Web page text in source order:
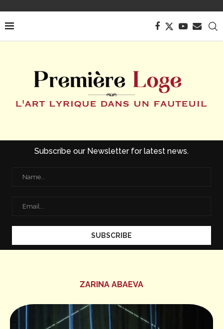
Subscribe our Newsletter for latest news.
ZARINA ABAEVA